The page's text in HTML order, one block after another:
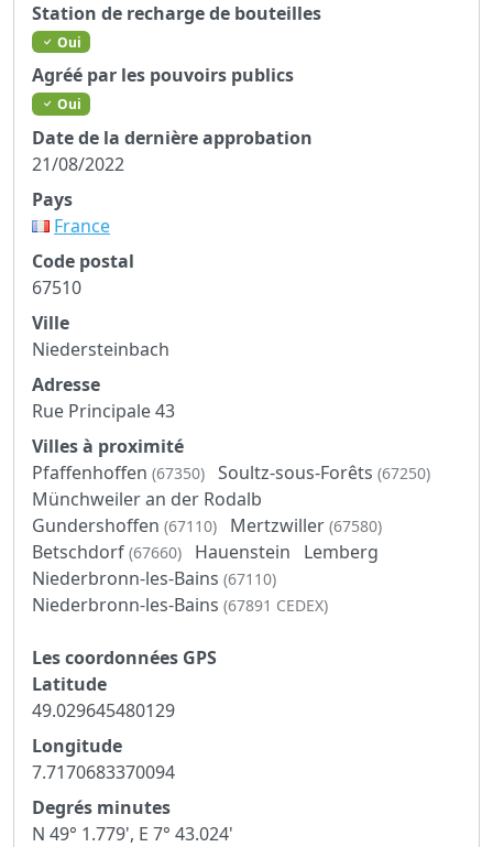
Station de recharge de bouteilles
Oui
Agréé par les pouvoirs publics
Oui
Date de la dernière approbation
21/08/2022
Pays
France
Code postal
67510
Ville
Niedersteinbach
Adresse
Rue Principale 43
Villes à proximité
Pfaffenhoffen (67350) Soultz-sous-Forêts (67250)
Münchweiler an der Rodalb
Gundershoffen (67110) Mertzwiller (67580)
Betschdorf (67660) Hauenstein
Lemberg
Niederbronn-les-Bains (67110)
Niederbronn-les-Bains (67891 CEDEX)
Les coordonnées GPS
Latitude
49.029645480129
Longitude
7.7170683370094
Degrés minutes
N 49° 1.779', E 7° 43.024'